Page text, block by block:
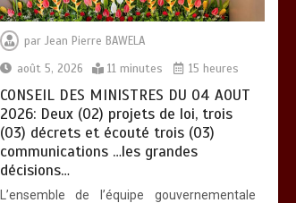
par Jean Pierre BAWELA
août 5, 2026
11 minutes 15 heures
CONSEIL DES MINISTRES DU 04 AOUT
2026: Deux (02) projets de loi, trois
(03) décrets et écouté trois (03)
communications …les grandes
décisions…
L’ensemble de l’équipe gouvernementale